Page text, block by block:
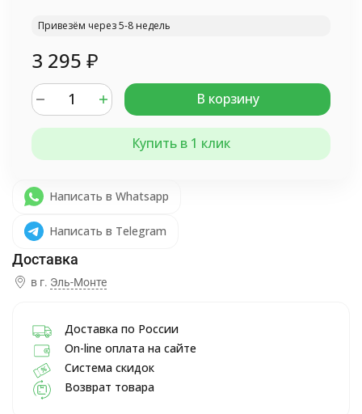
Привезём через 5-8 недель
3 295 ₽
В корзину
Купить в 1 клик
Написать в Whatsapp
Написать в Telegram
в г. Эль-Монте
Доставка по России
On-line оплата на сайте
Система скидок
Возврат товара